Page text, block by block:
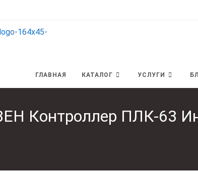
ГЛАВНАЯ КАТАЛОГ УСЛУГИ
Контроллер ПЛК-63